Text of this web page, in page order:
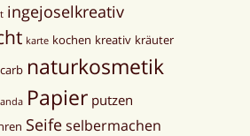
ingejoselkreativ
karte kochen kreativ kräuter
naturkosmetik
Papier putzen
Seife selbermachen